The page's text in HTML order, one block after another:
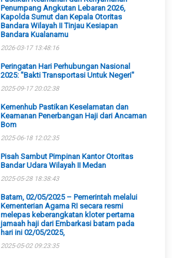
Penumpang Angkutan Lebaran 2026,
Kapolda Sumut dan Kepala Otoritas
Bandara Wilayah II Tinjau Kesiapan
Bandara Kualanamu
2026-03-17 13:48:16
Peringatan Hari Perhubungan Nasional
2025: "Bakti Transportasi Untuk Negeri"
2025-09-17 20:02:38
Kemenhub Pastikan Keselamatan dan
Keamanan Penerbangan Haji dari Ancaman
Bom
2025-06-18 12:02:35
Pisah Sambut Pimpinan Kantor Otoritas
Bandar Udara Wilayah II Medan
2025-05-28 18:38:43
Batam, 02/05/2025 – Pemerintah melalui
Kementerian Agama RI secara resmi
melepas keberangkatan kloter pertama
jamaah haji dari Embarkasi batam pada
hari ini 02/05/2025,
2025-05-02 09:23:35